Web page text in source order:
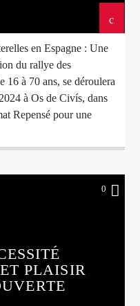
en Espagne : Une
du rallye des
16 à 70 ans, se déroulera
à Os de Civís, dans
Repensé pour une
0
PLAISIR